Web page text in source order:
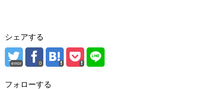
シェアする
error 0
フォローする